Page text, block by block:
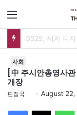
사회
[中 주시안총영사
개장
편집국 August 22,